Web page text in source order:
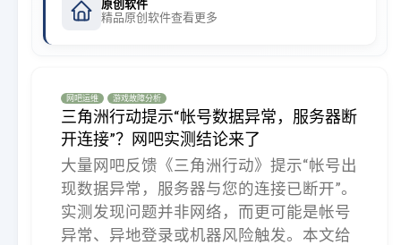
原创软件
精品原创软件查看更多
网吧运维 游戏故障分析
三角洲行动提示“帐号数据异常，服务器断
开连接”？网吧实测结论来了
大量网吧反馈《三角洲行动》提示“帐号出
现数据异常，服务器与您的连接已断开”。
实测发现问题并非网络，而更可能是帐号
异常、异地登录或机器风险触发。本文给